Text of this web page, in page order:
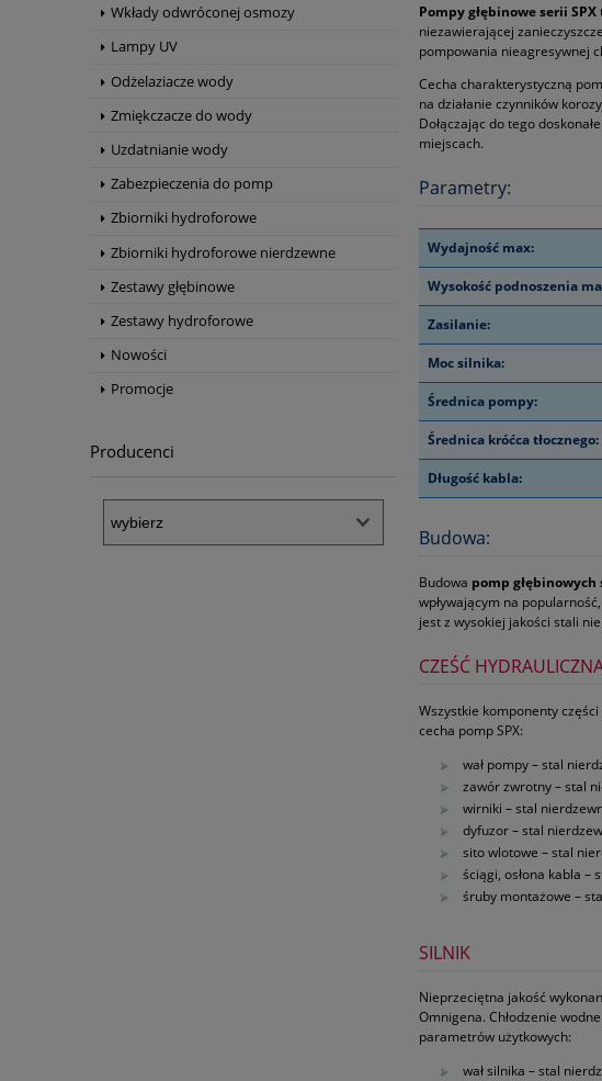
Wkłady odwróconej osmozy
Lampy UV
Odżelaziacze wody
Zmiękczacze do wody
Uzdatnianie wody
Zabezpieczenia do pomp
Zbiorniki hydroforowe
Zbiorniki hydroforowe nierdzewne
Zestawy głębinowe
Zestawy hydroforowe
Nowości
Promocje
Producenci
Pompy głębinowe serii SPX
niezawierającej
pompowania nieagresywnej
Cecha charakterystyczną
na działanie czynników
Dołączając do tego
miejscach.
Parametry:
Wydajność max:
Wysokość podnoszenia
Zasilanie:
Moc silnika:
Średnica pompy:
Średnica króćca tłocznego:
Długość kabla:
Budowa:
Budowa pomp głębinowych
wpływającym na
jest z wysokiej jakości stali
CZEŚĆ
Wszystkie komponenty
cecha pomp SPX:
wał pompy – stal
zawór zwrotny – stal
wirniki – stal
dyfuzor – stal
sito wlotowe – stal
ściągi, osłona kabla –
śruby montażowe –
SILNIK
Nieprzeciętna jakość
Omnigena. Chłodzenie
parametrów użytkowych:
wał silnika – stal